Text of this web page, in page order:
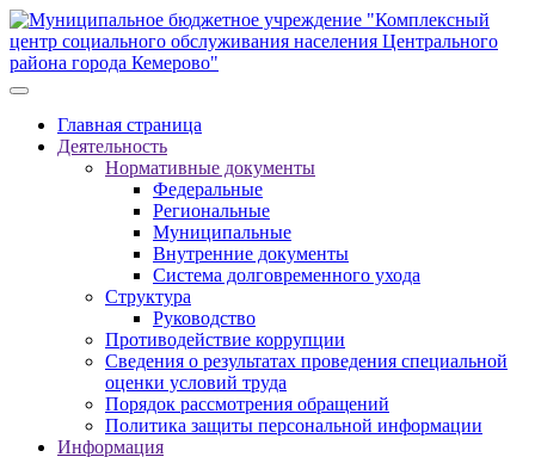
Главная страница
Деятельность
Нормативные документы
Федеральные
Региональные
Муниципальные
Внутренние документы
Система долговременного ухода
Структура
Руководство
Противодействие коррупции
Сведения о результатах проведения специальной
оценки условий труда
Порядок рассмотрения обращений
Политика защиты персональной информации
Информация